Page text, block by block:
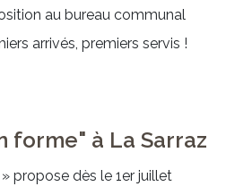
au bureau communal
arrivés, premiers servis !
forme" à La Sarraz
propose dès le 1er juillet